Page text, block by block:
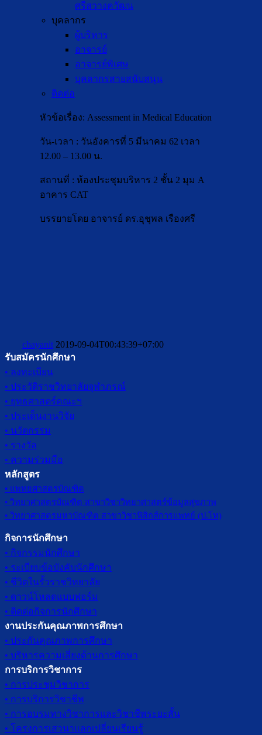
ศรีสวางควัฒน
บุคลากร
ผู้บริหาร
อาจารย์
อาจารย์พิเศษ
บุคลากรสายสนับสนุน
ติดต่อ
หัวข้อเรื่อง: Assessment in Medical Education
วัน-เวลา : วันอังคารที่ 5 มีนาคม 62 เวลา
12.00 – 13.00 น.
สถานที่ : ห้องประชุมบริหาร 2 ชั้น 2 มุม A
อาคาร CAT
บรรยายโดย อาจารย์ ดร.อุชุพล เรืองศรี
chayanit 2019-09-04T00:43:39+07:00
รับสมัครนักศึกษา
• ลงทะเบียน
• ประวัติราชวิทยาลัยจุฬาภรณ์
• ยุทธศาสตร์คณะฯ
• ประเด็นงานวิจัย
• นวัตกรรม
• รางวัล
• ความร่วมมือ
หลักสูตร
• แพทยศาสตรบัณฑิต
• วิทยาศาสตรบัณฑิต สาขาวิชาวิทยาศาสตร์ข้อมูลสุขภาพ
• วิทยาศาสตรมหาบัณฑิต สาขาวิชาฟิสิกส์การแพทย์ (ป.โท)
กิจการนักศึกษา
• กิจกรรมนักศึกษา
• ระเบียบข้อบังคับนักศึกษา
• ชีวิตในรั้วราชวิทยาลัย
• ดาวน์โหลดแบบฟอร์ม
• ติดต่อกิจการนักศึกษา
งานประกันคุณภาพการศึกษา
• ประกันคุณภาพการศึกษา
• บริหารความเสี่ยงด้านการศึกษา
การบริการวิชาการ
• การประชุมวิชาการ
• การบริการวิชาชีพ
• การอบรมทางวิชาการและวิชาชีพระยะสั้น
• โครงการเสวนาแลกเปลี่ยนเรียนรู้